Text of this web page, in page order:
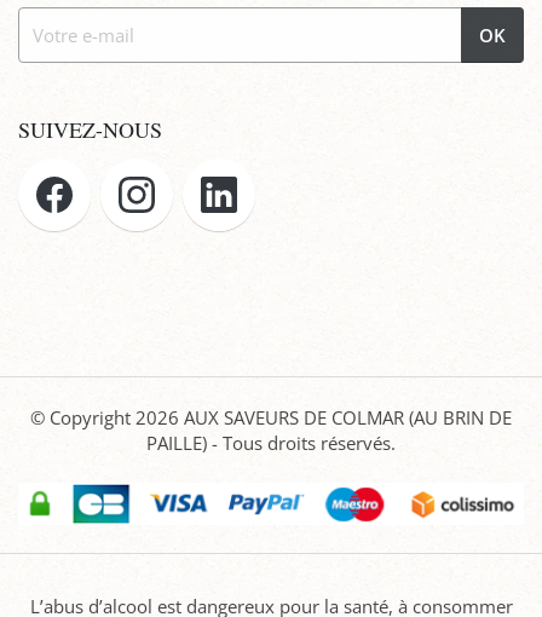
OK
SUIVEZ-NOUS
© Copyright 2026 AUX SAVEURS DE COLMAR (AU BRIN DE
PAILLE) - Tous droits réservés.
L’abus d’alcool est dangereux pour la santé, à consommer